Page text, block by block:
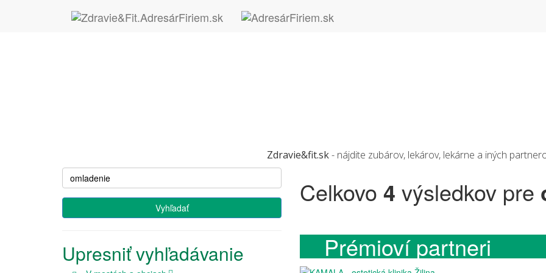
Zdravie&fit.sk- nájdite zubárov, lekárov, lekárne a iných
Upresniť vyhľadávanie
Celkovo 4 výsledkov pre
Prémioví partneri